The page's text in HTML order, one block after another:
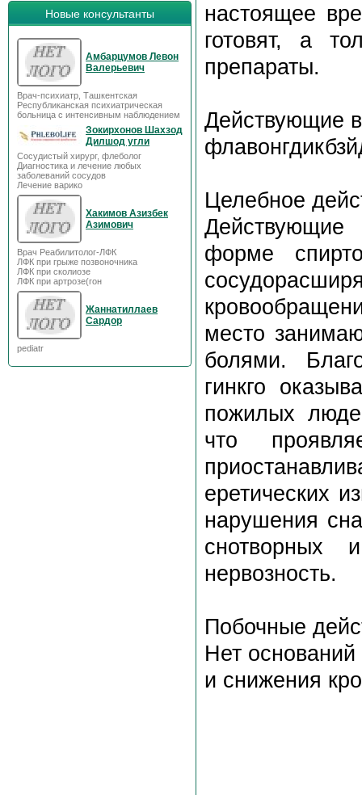
Новые консультанты
Амбарцумов Левон
Валерьевич
Врач-психиатр, Ташкентская
Республиканская психиатрическая
больница с интенсивным наблюдением
Зокирхонов Шахзод
Дилшод угли
Сосудистый хирург, флеболог
Диагностика и лечение любых
заболеваний сосудов
Лечение варико
Хакимов Азизбек
Азимович
Врач Реабилитолог-ЛФК
ЛФК при грыже позвоночника
ЛФК при сколиозе
ЛФК при артрозе(гон
Жаннатиллаев
Сардор
pediatr
настоящее
готовят, а
препараты.
Действующие
Целебное
Действующие
форме
место
болями.
гинкго
пожилых
что
еретических
нарушения
снотворных
нервозность.
Побочные
Нет
и снижения